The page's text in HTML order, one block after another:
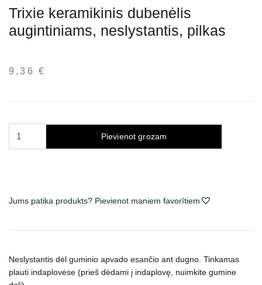
Trixie keramikinis dubenėlis
augintiniams, neslystantis, pilkas
9,36 €
pilkas
Pievienot grozam
Jums patika produkts? Pievienot maniem favorītiem
Neslystantis dėl guminio apvado esančio ant dugno. Tinkamas
plauti indaplovėse (prieš dėdami į indaplovę, nuimkite gumine